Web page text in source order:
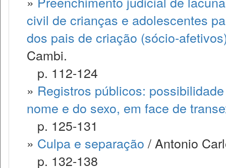
civil de crianças e adolescentes
dos pais de criação (sócio-
Cambi.
p. 112-124
» Registros públicos:
nome e do sexo, em face de
p. 125-131
» Culpa e separação / Antonio
p. 132-138